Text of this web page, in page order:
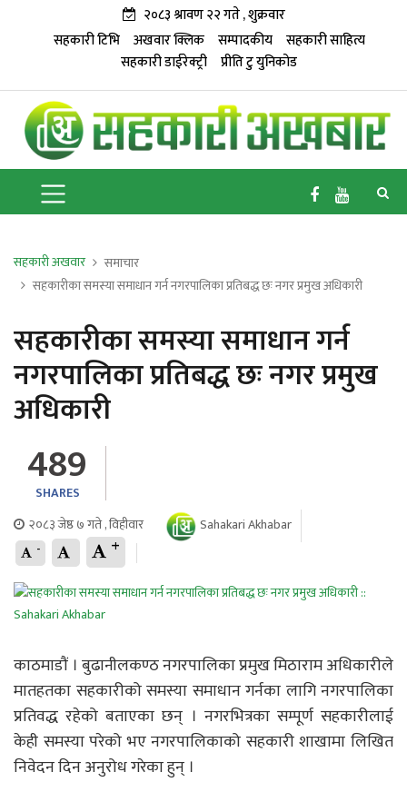
२०८३ श्रावण २२ गते , शुक्रवार
सहकारी टिभि
अखवार क्लिक सम्पादकीय
सहकारी साहित्य
सहकारी डाईरेक्ट्री प्रीति टु युनिकोड
सहकारी अखवार
समाचार
सहकारीका समस्या समाधान गर्न नगरपालिका प्रतिबद्ध छः नगर प्रमुख अधिकारी
सहकारीका समस्या समाधान गर्न
नगरपालिका प्रतिबद्ध छः नगर प्रमुख
अधिकारी
489
SHARES
२०८३ जेष्ठ ७ गते , विहीवार
Sahakari Akhabar
- +
काठमाडौं । बुढानीलकण्ठ नगरपालिका प्रमुख मिठाराम अधिकारीले
मातहतका सहकारीको समस्या समाधान गर्नका लागि नगरपालिका
प्रतिवद्ध रहेको बताएका छन् । नगरभित्रका सम्पूर्ण सहकारीलाई
केही समस्या परेको भए नगरपालिकाको सहकारी शाखामा लिखित
निवेदन दिन अनुरोध गरेका हुन् ।